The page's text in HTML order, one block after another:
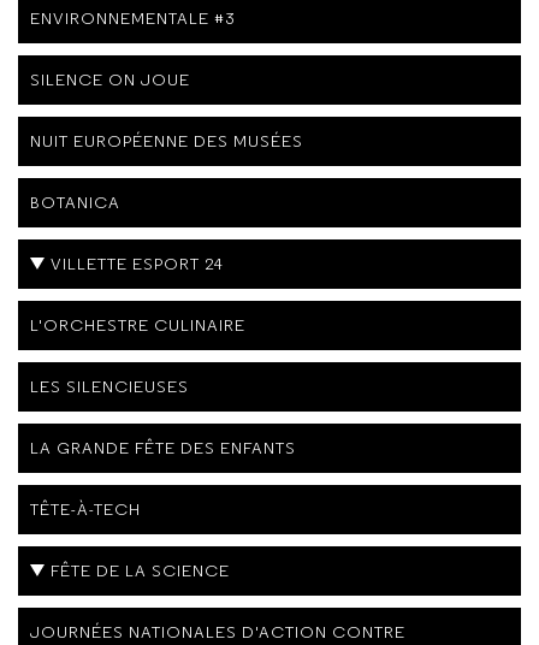
ENVIRONNEMENTALE #3
SILENCE ON JOUE
NUIT EUROPÉENNE DES MUSÉES
BOTANICA
VILLETTE ESPORT 24
L'ORCHESTRE CULINAIRE
LES SILENCIEUSES
LA GRANDE FÊTE DES ENFANTS
TÊTE-À-TECH
FÊTE DE LA SCIENCE
JOURNÉES NATIONALES D'ACTION CONTRE